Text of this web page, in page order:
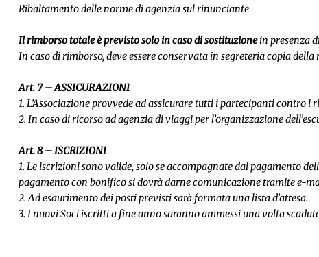
Ribaltamento delle norme di agenzia sul rinunciante
Il rimborso totale è previsto solo in caso di sostituzionein presenza
In caso di rimborso, deve essere conservata in segreteria copia
Art. 7 – ASSICURAZIONI
1. L’Associazione provvede ad assicurare tutti i partecipanti contro
2. In caso di ricorso ad agenzia di viaggi per l’organizzazione
Art. 8 – ISCRIZIONI
1. Le iscrizioni sono valide, solo se accompagnate dal pagamento
pagamento con bonifico si dovrà darne comunicazione tramite e-
2. Ad esaurimento dei posti previsti sarà formata una lista d’attesa.
3. I nuovi Soci iscritti a fine anno saranno ammessi una volta